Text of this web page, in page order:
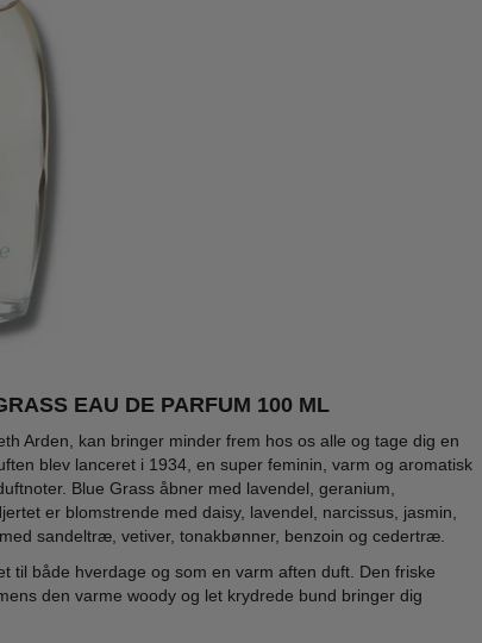
EAU DE PARFUM 100 ML
Arden, kan bringer minder frem hos os alle og tage dig en
blev lanceret i 1934, en super feminin, varm og aromatisk
Blue Grass åbner med lavendel, geranium,
er blomstrende med daisy, lavendel, narcissus, jasmin,
sandeltræ, vetiver, tonakbønner, benzoin og cedertræ.
til både hverdage og som en varm aften duft. Den friske
den varme woody og let krydrede bund bringer dig
-79% -49% WOW PRIS -49%